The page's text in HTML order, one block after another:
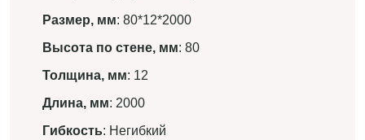
Размер, мм: 80*12*2000
Высота по стене, мм: 80
Толщина, мм: 12
Длина, мм: 2000
Гибкость: Негибкий